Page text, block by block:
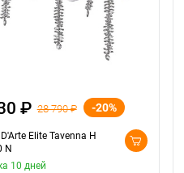
₽ 28 790 ₽ -20%
Elite Tavenna H
N
10 дней